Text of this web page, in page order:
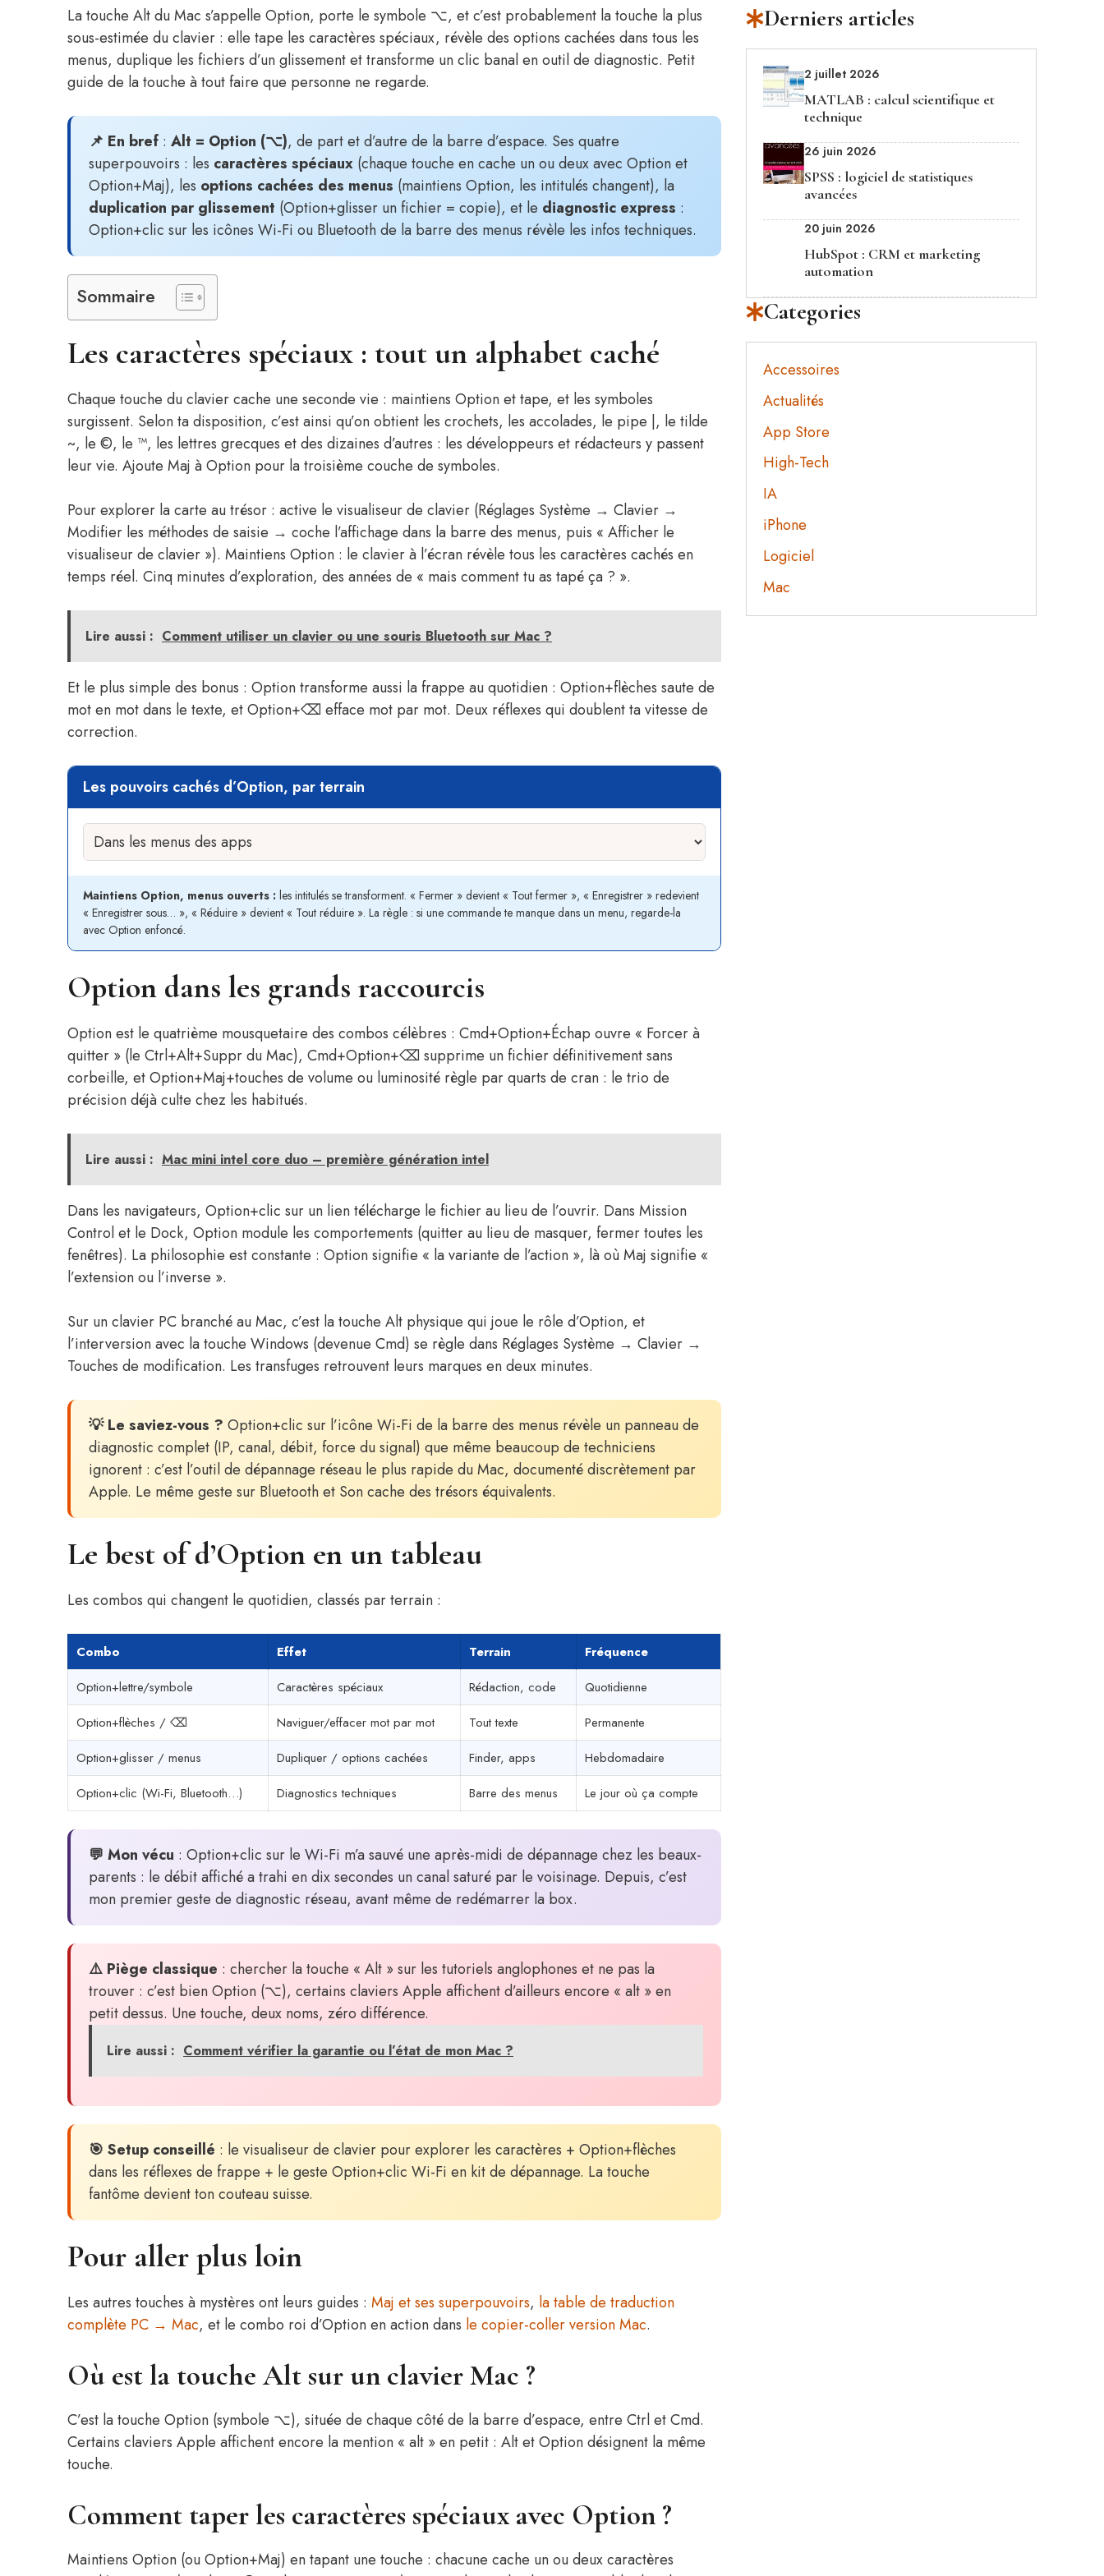
La touche Alt du Mac s’appelle Option, porte le symbole ⌥, et c’est probablement la touche la plus
sous-estimée du clavier : elle tape les caractères spéciaux, révèle des options cachées dans tous les
menus, duplique les fichiers d’un glissement et transforme un clic banal en outil de diagnostic. Petit
guide de la touche à tout faire que personne ne regarde.
📌 En bref : Alt = Option (⌥), de part et d’autre de la barre d’espace. Ses quatre
superpouvoirs : les caractères spéciaux (chaque touche en cache un ou deux avec Option et
Option+Maj), les options cachées des menus (maintiens Option, les intitulés changent), la
duplication par glissement (Option+glisser un fichier = copie), et le diagnostic express :
Option+clic sur les icônes Wi-Fi ou Bluetooth de la barre des menus révèle les infos techniques.
Sommaire
Les caractères spéciaux : tout un alphabet caché
Chaque touche du clavier cache une seconde vie : maintiens Option et tape, et les symboles
surgissent. Selon ta disposition, c’est ainsi qu’on obtient les crochets, les accolades, le pipe |, le tilde
~, le ©, le ™, les lettres grecques et des dizaines d’autres : les développeurs et rédacteurs y passent
leur vie. Ajoute Maj à Option pour la troisième couche de symboles.
Pour explorer la carte au trésor : active le visualiseur de clavier (Réglages Système → Clavier →
Modifier les méthodes de saisie → coche l’affichage dans la barre des menus, puis « Afficher le
visualiseur de clavier »). Maintiens Option : le clavier à l’écran révèle tous les caractères cachés en
temps réel. Cinq minutes d’exploration, des années de « mais comment tu as tapé ça ? ».
Lire aussi : Comment utiliser un clavier ou une souris Bluetooth sur Mac ?
Et le plus simple des bonus : Option transforme aussi la frappe au quotidien : Option+flèches saute de
mot en mot dans le texte, et Option+⌫ efface mot par mot. Deux réflexes qui doublent ta vitesse de
correction.
Les pouvoirs cachés d’Option, par terrain
Maintiens Option, menus ouverts : les intitulés se transforment. « Fermer » devient « Tout fermer », « Enregistrer » redevient
« Enregistrer sous… », « Réduire » devient « Tout réduire ». La règle : si une commande te manque dans un menu, regarde-la
avec Option enfoncé.
Option dans les grands raccourcis
Option est le quatrième mousquetaire des combos célèbres : Cmd+Option+Échap ouvre « Forcer à
quitter » (le Ctrl+Alt+Suppr du Mac), Cmd+Option+⌫ supprime un fichier définitivement sans
corbeille, et Option+Maj+touches de volume ou luminosité règle par quarts de cran : le trio de
précision déjà culte chez les habitués.
Lire aussi : Mac mini intel core duo – première génération intel
Dans les navigateurs, Option+clic sur un lien télécharge le fichier au lieu de l’ouvrir. Dans Mission
Control et le Dock, Option module les comportements (quitter au lieu de masquer, fermer toutes les
fenêtres). La philosophie est constante : Option signifie « la variante de l’action », là où Maj signifie «
l’extension ou l’inverse ».
Sur un clavier PC branché au Mac, c’est la touche Alt physique qui joue le rôle d’Option, et
l’interversion avec la touche Windows (devenue Cmd) se règle dans Réglages Système → Clavier →
Touches de modification. Les transfuges retrouvent leurs marques en deux minutes.
💡 Le saviez-vous ? Option+clic sur l’icône Wi-Fi de la barre des menus révèle un panneau de
diagnostic complet (IP, canal, débit, force du signal) que même beaucoup de techniciens
ignorent : c’est l’outil de dépannage réseau le plus rapide du Mac, documenté discrètement par
Apple. Le même geste sur Bluetooth et Son cache des trésors équivalents.
Le best of d’Option en un tableau
Les combos qui changent le quotidien, classés par terrain :
Combo Effet Terrain
Fréquence
Option+lettre/symbole
Caractères spéciaux Rédaction, code
Quotidienne
Option+flèches / ⌫
Naviguer/effacer mot par mot Tout texte
Permanente
Option+glisser / menus
Dupliquer / options cachées Finder, apps
Hebdomadaire
Option+clic (Wi-Fi, Bluetooth…)
Diagnostics techniques Barre des menus Le jour où ça compte
💬 Mon vécu : Option+clic sur le Wi-Fi m’a sauvé une après-midi de dépannage chez les beaux-
parents : le débit affiché a trahi en dix secondes un canal saturé par le voisinage. Depuis, c’est
mon premier geste de diagnostic réseau, avant même de redémarrer la box.
⚠️ Piège classique : chercher la touche « Alt » sur les tutoriels anglophones et ne pas la
trouver : c’est bien Option (⌥), certains claviers Apple affichent d’ailleurs encore « alt » en
petit dessus. Une touche, deux noms, zéro différence.
Lire aussi : Comment vérifier la garantie ou l’état de mon Mac ?
🎯 Setup conseillé : le visualiseur de clavier pour explorer les caractères + Option+flèches
dans les réflexes de frappe + le geste Option+clic Wi-Fi en kit de dépannage. La touche
fantôme devient ton couteau suisse.
Pour aller plus loin
Les autres touches à mystères ont leurs guides : Maj et ses superpouvoirs, la table de traduction
complète PC → Mac, et le combo roi d’Option en action dans le copier-coller version Mac.
Où est la touche Alt sur un clavier Mac ?
C’est la touche Option (symbole ⌥), située de chaque côté de la barre d’espace, entre Ctrl et Cmd.
Certains claviers Apple affichent encore la mention « alt » en petit : Alt et Option désignent la même
touche.
Comment taper les caractères spéciaux avec Option ?
Maintiens Option (ou Option+Maj) en tapant une touche : chacune cache un ou deux caractères
Derniers articles
2 juillet 2026
MATLAB : calcul scientifique et
technique
26 juin 2026
SPSS : logiciel de statistiques
avancées
20 juin 2026
HubSpot : CRM et marketing
automation
Categories
Accessoires
Actualités
App Store
High-Tech
IA
iPhone
Logiciel
Mac